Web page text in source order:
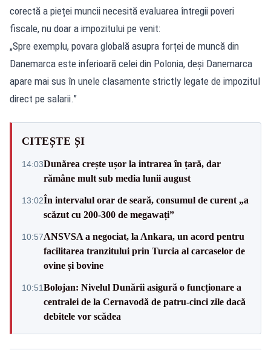
corectă a pieței muncii necesită evaluarea întregii poveri
fiscale, nu doar a impozitului pe venit:
„Spre exemplu, povara globală asupra forței de muncă din
Danemarca este inferioară celei din Polonia, deși Danemarca
apare mai sus în unele clasamente strictly legate de impozitul
direct pe salarii.”
CITEȘTE ȘI
14:03Dunărea crește ușor la intrarea în țară, dar
rămâne mult sub media lunii august
13:02În intervalul orar de seară, consumul de curent „a
scăzut cu 200-300 de megawați”
10:57ANSVSA a negociat, la Ankara, un acord pentru
facilitarea tranzitului prin Turcia al carcaselor de
ovine și bovine
10:51Bolojan: Nivelul Dunării asigură o funcționare a
centralei de la Cernavodă de patru-cinci zile dacă
debitele vor scădea